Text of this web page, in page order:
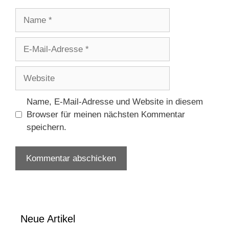
Adresse
Name, E-Mail-Adresse und Website in diesem
Browser für meinen nächsten Kommentar
speichern.
Neue Artikel